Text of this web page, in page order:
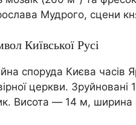
Мудрого, сцени
Київської Русі
споруда Києва
церкви.
Висота — 14 м, ширина